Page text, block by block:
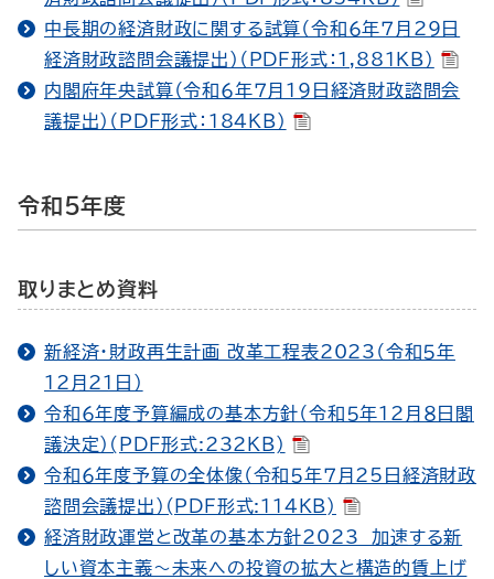
中長期の経済財政に関する試算（令和６年７月29日
経済財政諮問会議提出）（PDF形式：1,881KB）
内閣府年央試算（令和６年７月19日経済財政諮問会
議提出）（PDF形式：184KB）
令和５年度
取りまとめ資料
新経済・財政再生計画 改革工程表2023（令和５年
12月21日）
令和６年度予算編成の基本方針（令和５年12月８日閣
議決定）(PDF形式:232KB)
令和６年度予算の全体像（令和５年７月25日経済財政
諮問会議提出）(PDF形式:114KB)
経済財政運営と改革の基本方針2023 加速する新
しい資本主義～未来への投資の拡大と構造的賃上げ